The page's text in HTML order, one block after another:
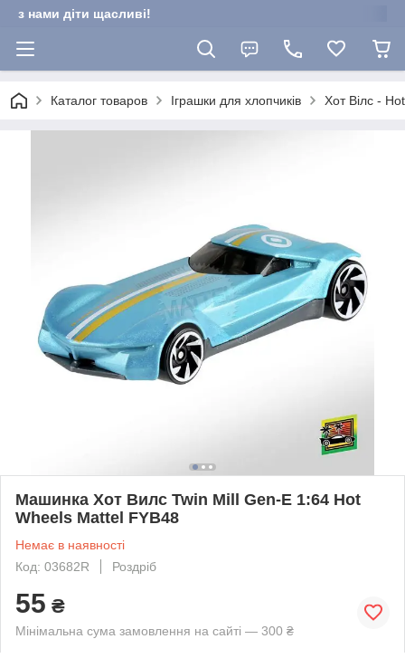
з нами діти щасливі!
Каталог товаров Іграшки для хлопчиків Хот Вілс -
Машинка Хот Вилс Twin Mill Gen-E 1:64 Hot
Wheels Mattel FYB48
Немає в наявності
Код: 03682R
Роздріб
55 ₴
Мінімальна сума замовлення на сайті — 300 ₴